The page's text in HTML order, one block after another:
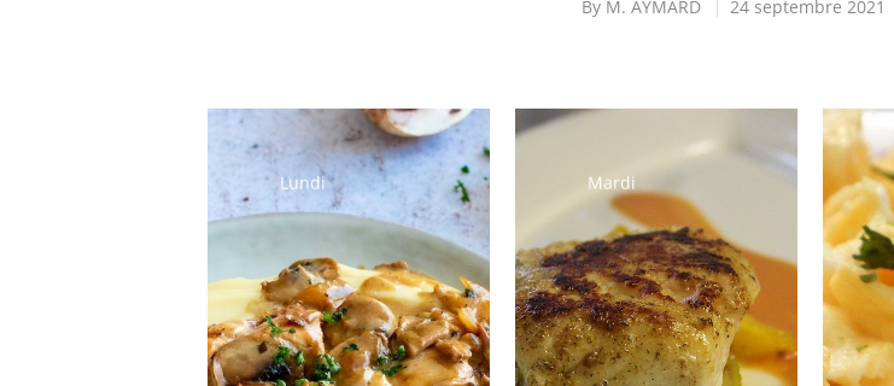
By M. AYMARD 24 septembre 2021
Lundi
Salade d’endives
mimolette
Emincé de
poulet Riz pilaf
Mardi
Salade
composée
Poisson du jour
Printanière de
légumes